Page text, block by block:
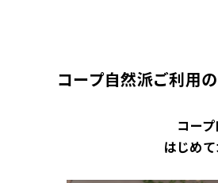
コープ自然派ご利用
コー
はじめ